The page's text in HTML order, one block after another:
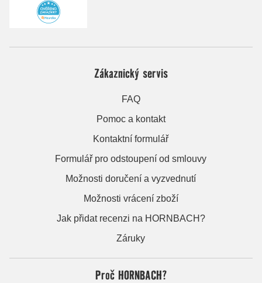
Zákaznický servis
FAQ
Pomoc a kontakt
Kontaktní formulář
Formulář pro odstoupení od smlouvy
Možnosti doručení a vyzvednutí
Možnosti vrácení zboží
Jak přidat recenzi na HORNBACH?
Záruky
Proč HORNBACH?